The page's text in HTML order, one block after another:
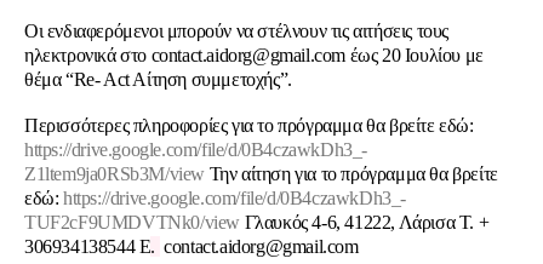
Οι ενδιαφερόμενοι μπορούν να στέλνουν τις αιτήσεις τους
ηλεκτρονικά στο contact.aidorg@gmail.com έως 20 Ιουλίου με
θέμα “Re- Act Aίτηση συμμετοχής”.
Περισσότερες πληροφορίες για το πρόγραμμα θα βρείτε εδώ:
https://drive.google.com/file/d/0B4czawkDh3_-
Z1ltem9ja0RSb3M/view Την αίτηση για το πρόγραμμα θα βρείτε
εδώ: https://drive.google.com/file/d/0B4czawkDh3_-
TUF2cF9UMDVTNk0/view Γλαυκός 4-6, 41222, Λάρισα Τ. +
306934138544 E. contact.aidorg@gmail.com